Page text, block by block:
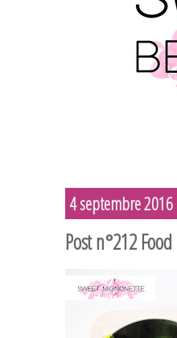
4 septembre 2016
Post n°212